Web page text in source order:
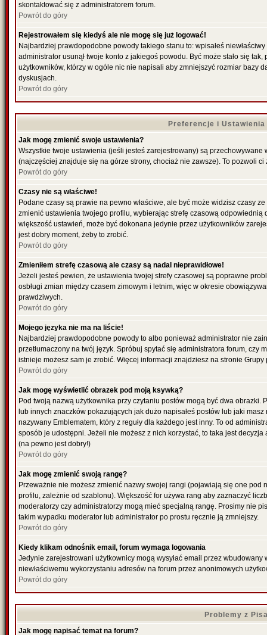
skontaktować się z administratorem forum.
Powrót do góry
Rejestrowałem się kiedyś ale nie mogę się już logować!
Najbardziej prawdopodobne powody takiego stanu to: wpisałeś
administrator usunął twoje konto z jakiegoś powodu. Być może stało się
użytkowników, którzy w ogóle nic nie napisali aby zmniejszyć rozmiar bazy
dyskusjach.
Powrót do góry
Preferencje i
Jak mogę zmienić swoje ustawienia?
Wszystkie twoje ustawienia (jeśli jesteś zarejestrowany) są
(najczęściej znajduje się na górze strony, chociaż nie zawsze). To pozwoli
Powrót do góry
Czasy nie są właściwe!
Podane czasy są prawie na pewno właściwe, ale być może widzisz czasy
zmienić ustawienia twojego profilu, wybierając strefę czasową
większość ustawień, może być dokonana jedynie przez użytkowników
jest dobry moment, żeby to zrobić.
Powrót do góry
Zmieniłem strefę czasową ale czasy są nadal nieprawidłowe!
Jeżeli jesteś pewien, że ustawienia twojej strefy czasowej są poprawne
osbługi zmian między czasem zimowym i letnim, więc w okresie
prawdziwych.
Powrót do góry
Mojego języka nie ma na liście!
Najbardziej prawdopodobne powody to albo ponieważ administrator nie
przetłumaczony na twój język. Spróbuj spytać się administratora forum, czy
istnieje możesz sam je zrobić. Więcej informacji znajdziesz na stronie
Powrót do góry
Jak mogę wyświetlić obrazek pod moją ksywką?
Pod twoją nazwą użytkownika przy czytaniu postów mogą być dwa
lub innych znaczków pokazujących jak dużo napisałeś postów lub jaki
nazywany Emblematem, który z reguły dla każdego jest inny. To od
sposób je udostępni. Jeżeli nie możesz z nich korzystać, to taka jest
(na pewno jest dobry!)
Powrót do góry
Jak mogę zmienić swoją rangę?
Przeważnie nie możesz zmienić nazwy swojej rangi (pojawiają się one pod
profilu, zależnie od szablonu). Większość for używa rang aby zaznaczyć
moderatorzy czy administratorzy mogą mieć specjalną rangę. Prosimy nie
takim wypadku moderator lub administrator po prostu ręcznie ją zmniejszy.
Powrót do góry
Kiedy klikam odnośnik email, forum wymaga logowania
Jedynie zarejestrowani użytkownicy mogą wysyłać email przez wbudowany
niewłaściwemu wykorzystaniu adresów na forum przez anonimowych
Powrót do góry
Problemy z
Jak mogę napisać temat na forum?